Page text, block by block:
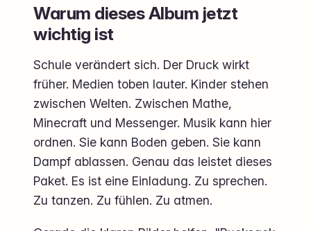
Warum dieses Album jetzt
wichtig ist
Schule verändert sich. Der Druck wirkt
früher. Medien toben lauter. Kinder stehen
zwischen Welten. Zwischen Mathe,
Minecraft und Messenger. Musik kann hier
ordnen. Sie kann Boden geben. Sie kann
Dampf ablassen. Genau das leistet dieses
Paket. Es ist eine Einladung. Zu sprechen.
Zu tanzen. Zu fühlen. Zu atmen.